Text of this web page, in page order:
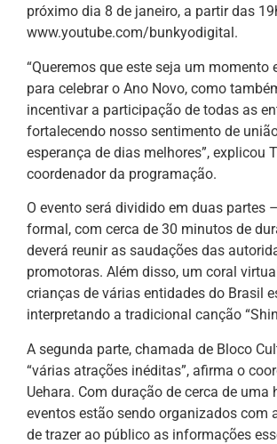
próximo dia 8 de janeiro, a partir das
www.youtube.com/bunkyodigital.
“Queremos que este seja um momento
para celebrar o Ano Novo, como
incentivar a participação de todas as
fortalecendo nosso sentimento de
esperança de dias melhores”, explicou
coordenador da programação.
O evento será dividido em duas partes
formal, com cerca de 30 minutos de
deverá reunir as saudações das
promotoras. Além disso, um coral
crianças de várias entidades do Brasil
interpretando a tradicional canção
A segunda parte, chamada de Bloco
“várias atrações inéditas”, afirma o
Uehara. Com duração de cerca de uma
eventos estão sendo organizados com
de trazer ao público as informações